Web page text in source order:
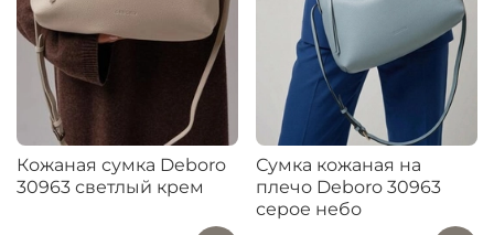
Кожаная сумка Deboro
30963 светлый крем
Сумка кожаная на
плечо Deboro 30963
серое небо